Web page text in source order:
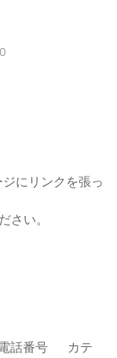
にリンクを張っ
さい。
話番号 カテ